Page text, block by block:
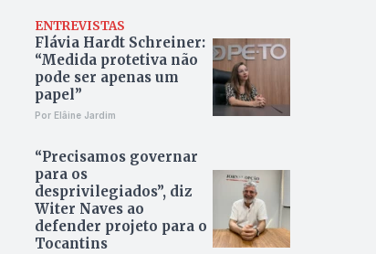
ENTREVISTAS
Flávia Hardt Schreiner:
“Medida protetiva não
pode ser apenas um
papel”
Por Elâine Jardim
“Precisamos governar
para os
desprivilegiados”, diz
Witer Naves ao
defender projeto para o
Tocantins